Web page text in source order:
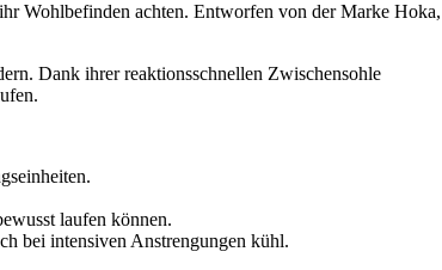
Wohlbefinden achten. Entworfen von der Marke Hoka,
Dank ihrer reaktionsschnellen Zwischensohle
laufen können.
bei intensiven Anstrengungen kühl.